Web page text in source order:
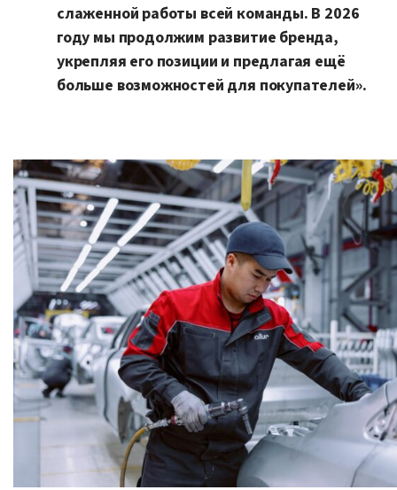
слаженной работы всей команды. В 2026
году мы продолжим развитие бренда,
укрепляя его позиции и предлагая ещё
больше возможностей для покупателей».